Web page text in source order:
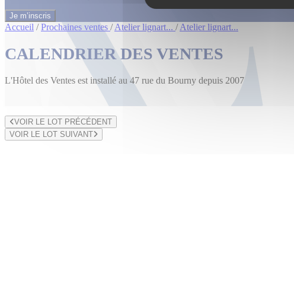
Accueil / Prochaines ventes / Atelier lignart... / Atelier lignart...
CALENDRIER DES VENTES
L'Hôtel des Ventes est installé au 47 rue du Bourny depuis 2007
VOIR LE LOT PRÉCÉDENT
VOIR LE LOT SUIVANT